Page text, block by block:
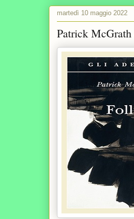
martedì 10 maggio 2022
Patrick